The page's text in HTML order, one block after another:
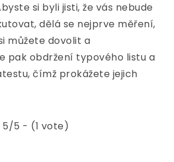
si byli jisti, že vás nebude
dělá se nejprve měření,
můžete dovolit a
pak obdržení typového listu a
čímž prokážete jejich
5/5 - (1 vote)